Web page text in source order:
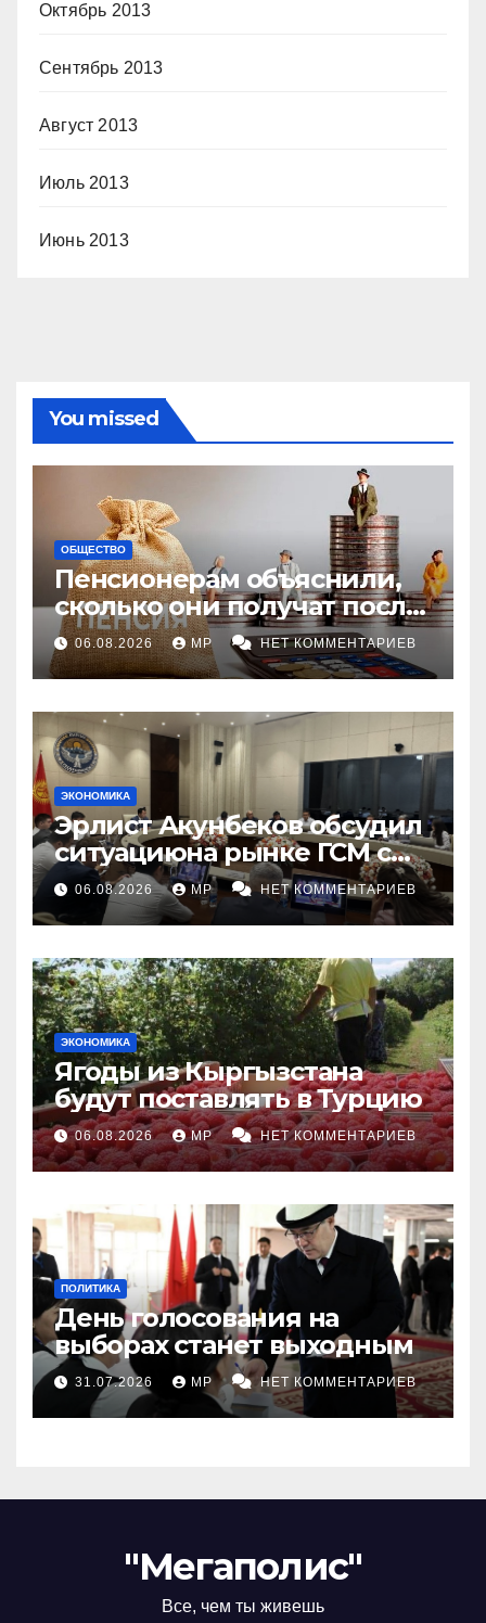
Октябрь 2013
Сентябрь 2013
Август 2013
Июль 2013
Июнь 2013
You missed
ОБЩЕСТВО
Пенсионерам объяснили,
сколько они получат после
индексации
06.08.2026 MP НЕТ КОММЕНТАРИЕВ
ЭКОНОМИКА
Эрлист Акунбеков обсудил
ситуациюна рынке ГСМ с
топливными компаниями
06.08.2026 MP НЕТ КОММЕНТАРИЕВ
ЭКОНОМИКА
Ягоды из Кыргызстана
будут поставлять в Турцию
06.08.2026 MP НЕТ КОММЕНТАРИЕВ
ПОЛИТИКА
День голосования на
выборах станет выходным
31.07.2026 MP НЕТ КОММЕНТАРИЕВ
"Мегаполис"
Все, чем ты живешь